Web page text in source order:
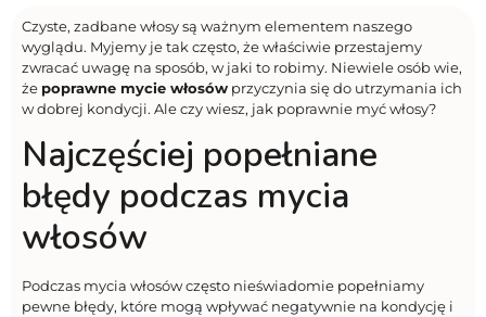
Czyste, zadbane włosy są ważnym elementem naszego
wyglądu. Myjemy je tak często, że właściwie przestajemy
zwracać uwagę na sposób, w jaki to robimy. Niewiele osób wie,
że poprawne mycie włosów przyczynia się do utrzymania ich
w dobrej kondycji. Ale czy wiesz, jak poprawnie myć włosy?
Najczęściej popełniane
błędy podczas mycia
włosów
Podczas mycia włosów często nieświadomie popełniamy
pewne błędy, które mogą wpływać negatywnie na kondycję i